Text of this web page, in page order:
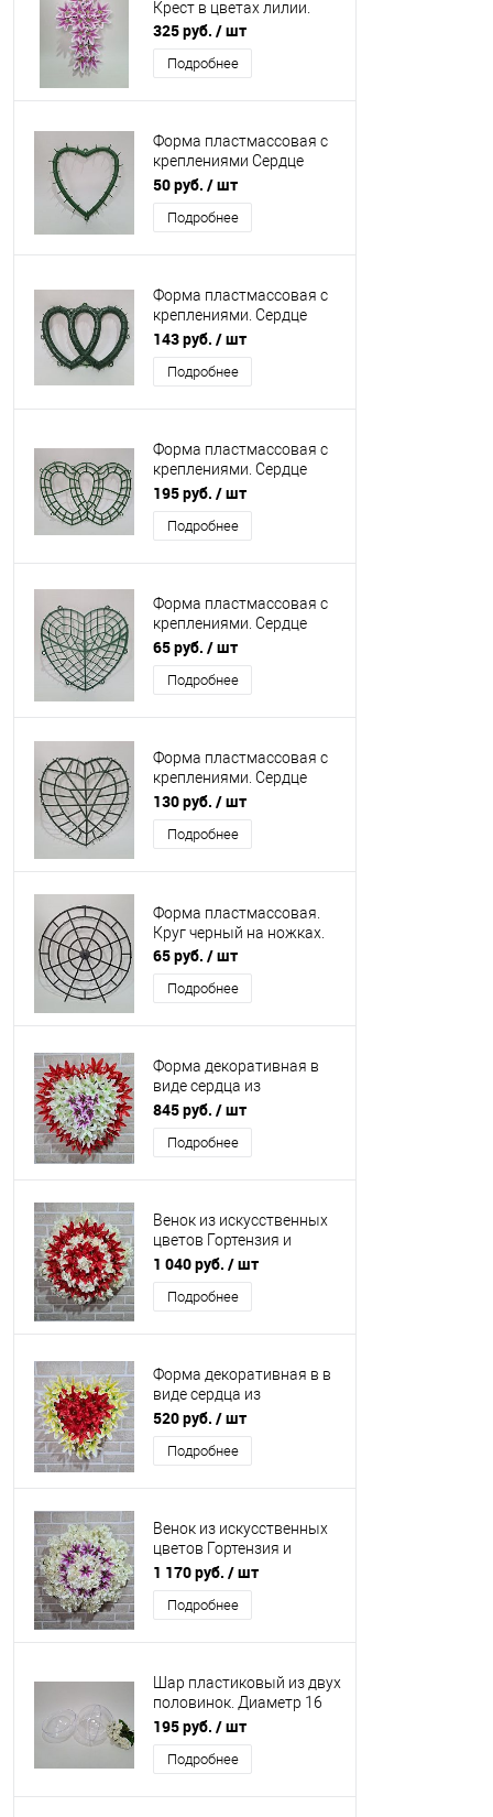
Крест в цветах лилии.
325 руб. / шт
Подробнее
Форма пластмассовая с
креплениями Сердце
малое.
50 руб. / шт
Подробнее
Форма пластмассовая с
креплениями. Сердце
двойное темно-зеленое.
143 руб. / шт
Подробнее
Форма пластмассовая с
креплениями. Сердце
двойное большое.
195 руб. / шт
Подробнее
Форма пластмассовая с
креплениями. Сердце
плоское.
65 руб. / шт
Подробнее
Форма пластмассовая с
креплениями. Сердце
выпуклое.
130 руб. / шт
Подробнее
Форма пластмассовая.
Круг черный на ножках.
65 руб. / шт
Подробнее
Форма декоративная в
виде сердца из
искусственных цветов.
845 руб. / шт
Подробнее
Венок из искусственных
цветов Гортензия и
Лилия.
1 040 руб. / шт
Подробнее
Форма декоративная в в
виде сердца из
искусственных цветов.
520 руб. / шт
Подробнее
Венок из искусственных
цветов Гортензия и
Лилия.
1 170 руб. / шт
Подробнее
Шар пластиковый из двух
половинок. Диаметр 16
см.
195 руб. / шт
Подробнее